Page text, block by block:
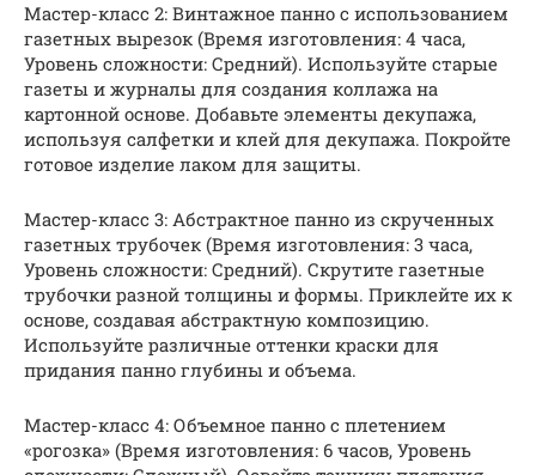
Мастер-класс 2: Винтажное панно с использованием
газетных вырезок (Время изготовления: 4 часа,
Уровень сложности: Средний). Используйте старые
газеты и журналы для создания коллажа на
картонной основе. Добавьте элементы декупажа,
используя салфетки и клей для декупажа. Покройте
готовое изделие лаком для защиты.
Мастер-класс 3: Абстрактное панно из скрученных
газетных трубочек (Время изготовления: 3 часа,
Уровень сложности: Средний). Скрутите газетные
трубочки разной толщины и формы. Приклейте их к
основе, создавая абстрактную композицию.
Используйте различные оттенки краски для
придания панно глубины и объема.
Мастер-класс 4: Объемное панно с плетением
«рогозка» (Время изготовления: 6 часов, Уровень